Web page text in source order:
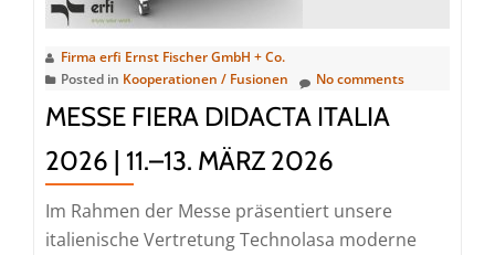
Firma erfi Ernst Fischer GmbH + Co.
Posted in Kooperationen / Fusionen No comments
MESSE FIERA DIDACTA ITALIA
2026 | 11.–13. MÄRZ 2026
Im Rahmen der Messe präsentiert unsere
italienische Vertretung Technolasa moderne